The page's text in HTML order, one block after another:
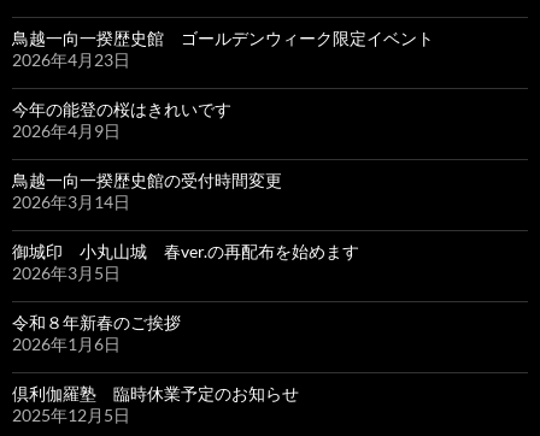
鳥越一向一揆歴史館 ゴールデンウィーク限定イベント
2026年4月23日
今年の能登の桜はきれいです
2026年4月9日
鳥越一向一揆歴史館の受付時間変更
2026年3月14日
御城印 小丸山城 春ver.の再配布を始めます
2026年3月5日
令和８年新春のご挨拶
2026年1月6日
倶利伽羅塾 臨時休業予定のお知らせ
2025年12月5日